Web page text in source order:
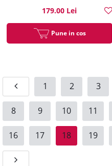
179.00 Lei
Pune in cos
1 2 3
8 9 10 11
16 17 18 19